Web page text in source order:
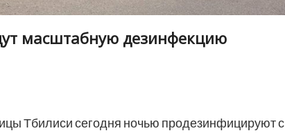
масштабную дезинфекцию
Тбилиси сегодня ночью продезинфицируют с